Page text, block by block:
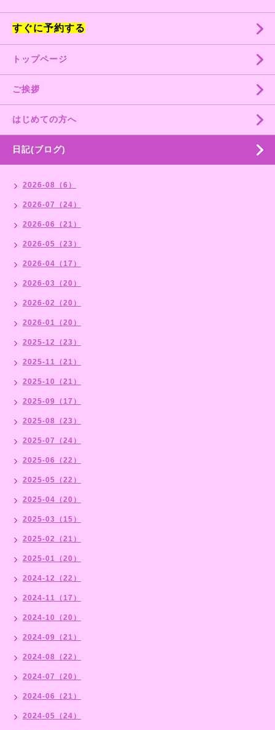
すぐに予約する
トップページ
ご挨拶
はじめての方へ
日記(ブログ)
2026-08（6）
2026-07（24）
2026-06（21）
2026-05（23）
2026-04（17）
2026-03（20）
2026-02（20）
2026-01（20）
2025-12（23）
2025-11（21）
2025-10（21）
2025-09（17）
2025-08（23）
2025-07（24）
2025-06（22）
2025-05（22）
2025-04（20）
2025-03（15）
2025-02（21）
2025-01（20）
2024-12（22）
2024-11（17）
2024-10（20）
2024-09（21）
2024-08（22）
2024-07（20）
2024-06（21）
2024-05（24）